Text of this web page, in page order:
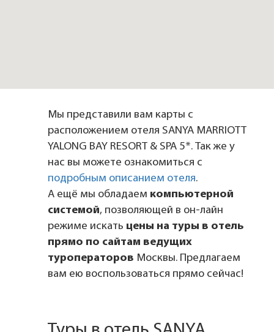
Мы представили вам карты с
расположением отеля SANYA MARRIOTT
YALONG BAY RESORT & SPA 5*. Так же у
нас вы можете ознакомиться с
подробным описанием отеля.
А ещё мы обладаем компьютерной
системой, позволяющей в он-лайн
режиме искать цены на туры в отель
прямо по сайтам ведущих
туроператоров Москвы. Предлагаем
вам ею воспользоваться прямо сейчас!